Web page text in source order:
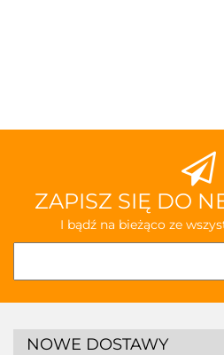
ZAPISZ SIĘ DO
I bądź na bieżąco ze
NOWE DOSTAWY